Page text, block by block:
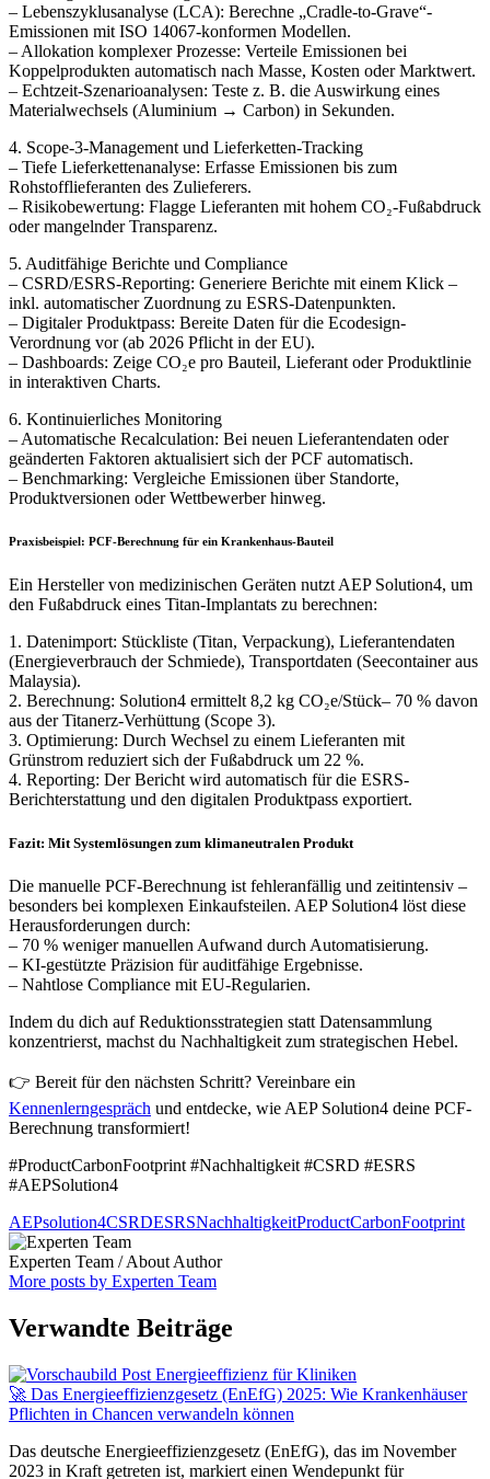
– Lebenszyklusanalyse (LCA): Berechne „Cradle-to-Grave“-
Emissionen mit ISO 14067-konformen Modellen.
– Allokation komplexer Prozesse: Verteile Emissionen bei
Koppelprodukten automatisch nach Masse, Kosten oder Marktwert.
– Echtzeit-Szenarioanalysen: Teste z. B. die Auswirkung eines
Materialwechsels (Aluminium → Carbon) in Sekunden.
4. Scope-3-Management und Lieferketten-Tracking
– Tiefe Lieferkettenanalyse: Erfasse Emissionen bis zum
Rohstofflieferanten des Zulieferers.
– Risikobewertung: Flagge Lieferanten mit hohem CO₂-Fußabdruck
oder mangelnder Transparenz.
5. Auditfähige Berichte und Compliance
– CSRD/ESRS-Reporting: Generiere Berichte mit einem Klick –
inkl. automatischer Zuordnung zu ESRS-Datenpunkten.
– Digitaler Produktpass: Bereite Daten für die Ecodesign-
Verordnung vor (ab 2026 Pflicht in der EU).
– Dashboards: Zeige CO₂e pro Bauteil, Lieferant oder Produktlinie
in interaktiven Charts.
6. Kontinuierliches Monitoring
– Automatische Recalculation: Bei neuen Lieferantendaten oder
geänderten Faktoren aktualisiert sich der PCF automatisch.
– Benchmarking: Vergleiche Emissionen über Standorte,
Produktversionen oder Wettbewerber hinweg.
Praxisbeispiel: PCF-Berechnung für ein Krankenhaus-Bauteil
Ein Hersteller von medizinischen Geräten nutzt AEP Solution4, um
den Fußabdruck eines Titan-Implantats zu berechnen:
1. Datenimport: Stückliste (Titan, Verpackung), Lieferantendaten
(Energieverbrauch der Schmiede), Transportdaten (Seecontainer aus
Malaysia).
2. Berechnung: Solution4 ermittelt 8,2 kg CO₂e/Stück– 70 % davon
aus der Titanerz-Verhüttung (Scope 3).
3. Optimierung: Durch Wechsel zu einem Lieferanten mit
Grünstrom reduziert sich der Fußabdruck um 22 %.
4. Reporting: Der Bericht wird automatisch für die ESRS-
Berichterstattung und den digitalen Produktpass exportiert.
Fazit: Mit Systemlösungen zum klimaneutralen Produkt
Die manuelle PCF-Berechnung ist fehleranfällig und zeitintensiv –
besonders bei komplexen Einkaufsteilen. AEP Solution4 löst diese
Herausforderungen durch:
– 70 % weniger manuellen Aufwand durch Automatisierung.
– KI-gestützte Präzision für auditfähige Ergebnisse.
– Nahtlose Compliance mit EU-Regularien.
Indem du dich auf Reduktionsstrategien statt Datensammlung
konzentrierst, machst du Nachhaltigkeit zum strategischen Hebel.
👉 Bereit für den nächsten Schritt? Vereinbare ein
Kennenlerngespräch und entdecke, wie AEP Solution4 deine PCF-
Berechnung transformiert!
#ProductCarbonFootprint #Nachhaltigkeit #CSRD #ESRS
#AEPSolution4
AEPsolution4CSRDESRSNachhaltigkeitProductCarbonFootprint
Experten Team / About Author
More posts by Experten Team
Verwandte Beiträge
🚀 Das Energieeffizienzgesetz (EnEfG) 2025: Wie Krankenhäuser
Pflichten in Chancen verwandeln können
Das deutsche Energieeffizienzgesetz (EnEfG), das im November
2023 in Kraft getreten ist, markiert einen Wendepunkt für